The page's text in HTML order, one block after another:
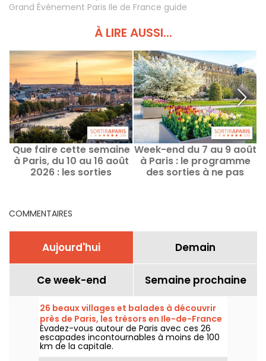
Grand Événement Paris Ile de France guide
À LIRE AUSSI...
Que faire cette semaine
à Paris, du 10 au 16 août
2026 : les sorties
Week-end du 7 au 9 août
à Paris : le programme
des sorties à ne pas
COMMENTAIRES
Aujourd'hui Demain
Ce week-end Semaine prochaine
26 beaux villages et balades à découvrir
près de Paris, les trésors en Ile-de-France
Évadez-vous autour de Paris avec ces 26
escapades incontournables à moins de 100
km de la capitale.